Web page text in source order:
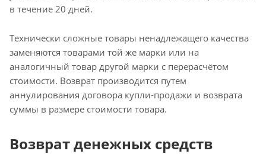
в течение 20 дней.
Технически сложные товары ненадлежащего качества
заменяются товарами той же марки или на
аналогичный товар другой марки с перерасчётом
стоимости. Возврат производится путем
аннулирования договора купли-продажи и возврата
суммы в размере стоимости товара.
Возврат денежных средств